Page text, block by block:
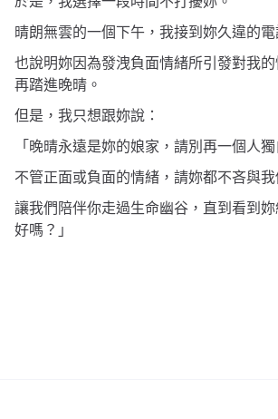
晴朗無雲的一個下午，我接到妳久違的電
也說明妳因為發洩負面情緒所引發對我
再踏進晚晴。
但是，我只想跟妳說：
「晚晴永遠是妳的娘家，請別再一個人獨
不管正面或負面的情緒，請妳都不吝與我
讓我們陪伴你走過生命幽谷，直到看到妳
好嗎？」